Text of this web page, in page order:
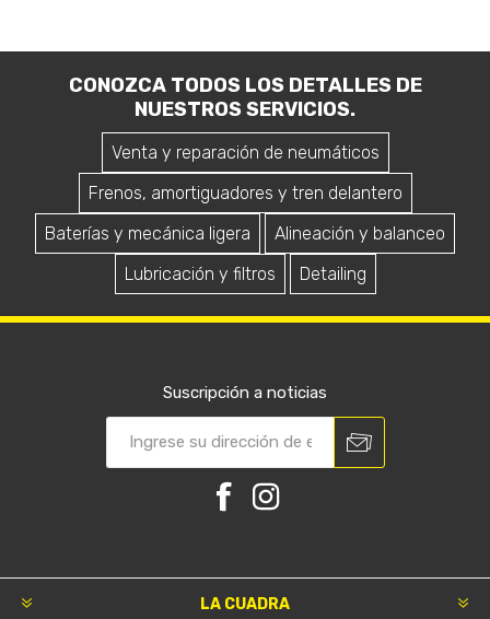
CONOZCA TODOS LOS DETALLES DE
NUESTROS SERVICIOS.
Venta y reparación de neumáticos
Frenos, amortiguadores y tren delantero
Baterías y mecánica ligera
Alineación y balanceo
Lubricación y filtros
Detailing
Suscripción a noticias
LA CUADRA